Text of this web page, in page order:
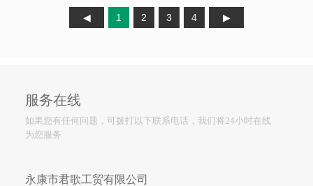
1 2 3 4
服务在线
如果您有任何问题，可拨打以下联系电话，我们将24小时在线
为您服务
永康市君歌工贸有限公司